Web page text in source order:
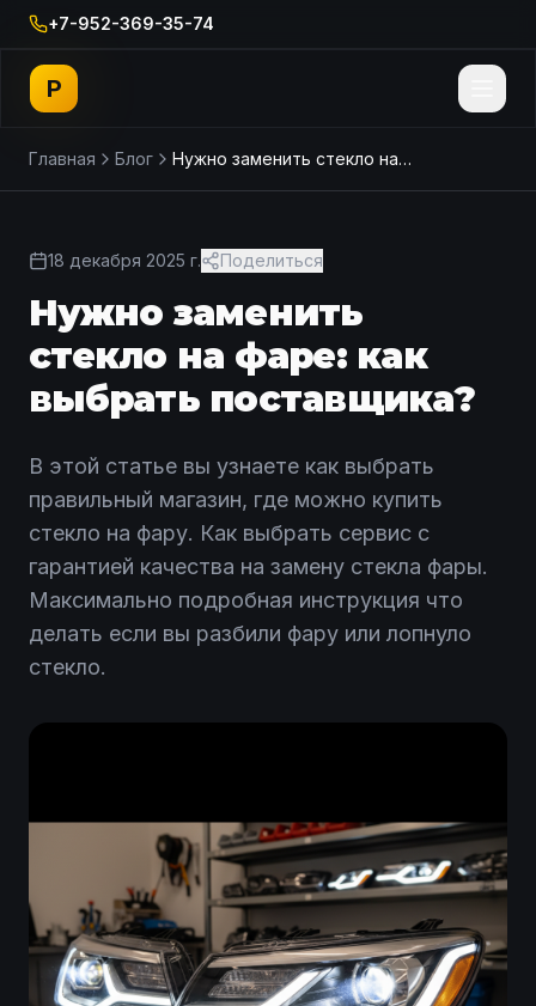
+7-952-369-35-74
P
Главная Блог Нужно заменить стекло на фаре: как выбрать поставщика?
18 декабря 2025 г. Поделиться
Нужно заменить
стекло на фаре: как
выбрать поставщика?
В этой статье вы узнаете как выбрать
правильный магазин, где можно купить
стекло на фару. Как выбрать сервис с
гарантией качества на замену стекла фары.
Максимально подробная инструкция что
делать если вы разбили фару или лопнуло
стекло.